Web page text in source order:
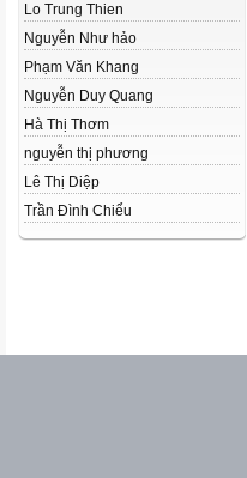
Lo Trung Thien
Nguyễn Như hảo
Phạm Văn Khang
Nguyễn Duy Quang
Hà Thị Thơm
nguyễn thị phương
Lê Thị Diệp
Trần Đình Chiểu